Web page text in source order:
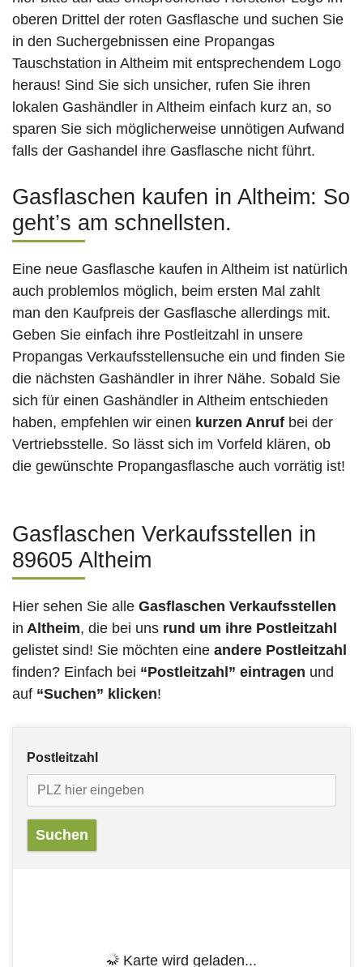
oberen Drittel der roten Gasflasche und suchen Sie
in den Suchergebnissen eine Propangas
Tauschstation in Altheim mit entsprechendem Logo
heraus! Sind Sie sich unsicher, rufen Sie ihren
lokalen Gashändler in Altheim einfach kurz an, so
sparen Sie sich möglicherweise unnötigen Aufwand
falls der Gashandel ihre Gasflasche nicht führt.
Gasflaschen kaufen in Altheim: So
geht’s am schnellsten.
Eine neue Gasflasche kaufen in Altheim ist natürlich
auch problemlos möglich, beim ersten Mal zahlt
man den Kaufpreis der Gasflasche allerdings mit.
Geben Sie einfach ihre Postleitzahl in unsere
Propangas Verkaufsstellensuche ein und finden Sie
die nächsten Gashändler in ihrer Nähe. Sobald Sie
sich für einen Gashändler in Altheim entschieden
haben, empfehlen wir einen kurzen Anruf bei der
Vertriebsstelle. So lässt sich im Vorfeld klären, ob
die gewünschte Propangasflasche auch vorrätig ist!
Gasflaschen Verkaufsstellen in
89605 Altheim
Hier sehen Sie alle Gasflaschen Verkaufsstellen
in Altheim, die bei uns rund um ihre Postleitzahl
gelistet sind! Sie möchten eine andere Postleitzahl
finden? Einfach bei “Postleitzahl” eintragen und
auf “Suchen” klicken!
Postleitzahl
Karte wird geladen...